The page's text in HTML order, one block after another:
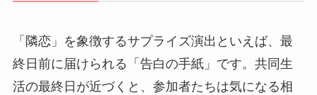
「隣恋」を象徴するサプライズ演出といえば、最
終日前に届けられる「告白の手紙」です。共同生
活の最終日が近づくと、参加者たちは気になる相